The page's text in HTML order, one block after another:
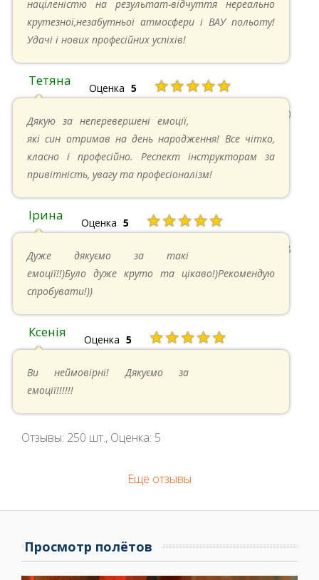
націленістю на результат-відчуття нереально
крутезної,незабутньої атмосфери і ВАУ польоту!
Удачі і нових професійних успіхів!
Тетяна Оценка 5 ★★★★★
13.05.2024 в 11:30
Дякую за неперевершені емоції,
які син отримав на день народження! Все чітко,
класно і професійно. Респект інструкторам за
привітність, увагу та професіоналізм!
Ірина Оценка 5 ★★★★★
11.05.2024 в 15:48
Дуже дякуємо за такі
емоції!!)Було дуже круто та цікаво!)Рекомендую
спробувати!))
Ксенія Оценка 5 ★★★★★
Ви неймовірні! Дякуємо за
емоції!!!!!!
Отзывы: 250 шт., Оценка: 5
Еще отзывы
Просмотр полётов